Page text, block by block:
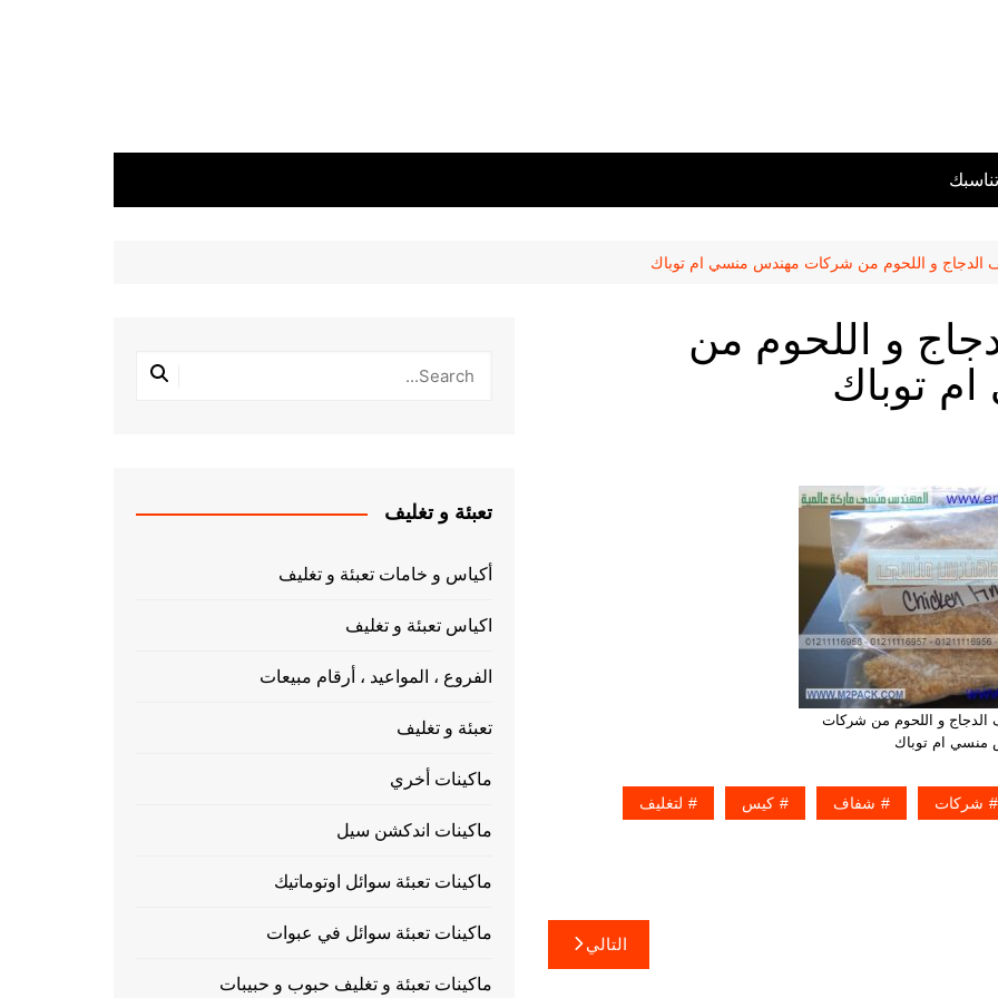
الدجاج و اللحوم من شركات مهندس منسي ام توباك
و اللحوم من
توباك
و اللحوم من شركات
منسي ام توباك
شركات شفاف كيس لتغليف
التالي
تعبئة و تغليف
أكياس و خامات تعبئة و تغليف
اكياس تعبئة و تغليف
الفروع ، المواعيد ، أرقام مبيعات
تعبئة و تغليف
ماكينات أخري
ماكينات اندكشن سيل
ماكينات تعبئة سوائل اوتوماتيك
ماكينات تعبئة سوائل في عبوات
ماكينات تعبئة و تغليف حبوب و حبيبات